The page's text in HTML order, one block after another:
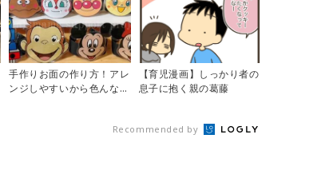
手作りお面の作り方！アレ
ンジしやすいから色んなイ
【育児漫画】しっかり者の
息子に抱く親の葛藤
Recommended by